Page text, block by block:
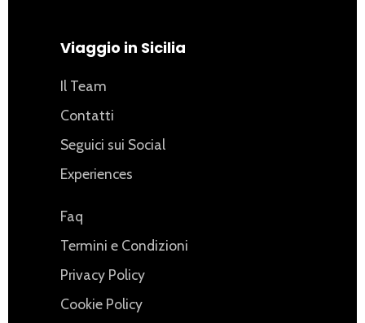
Viaggio in Sicilia
Il Team
Contatti
Seguici sui Social
Experiences
Faq
Termini e Condizioni
Privacy Policy
Cookie Policy